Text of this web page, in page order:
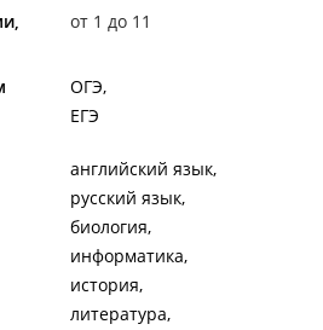
от 1 до 11
ОГЭ
ЕГЭ
английский язык
русский язык
биология
информатика
история
литература